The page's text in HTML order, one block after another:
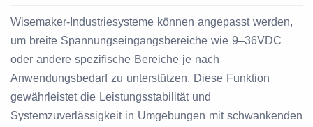
Wisemaker-Industriesysteme können angepasst werden,
um breite Spannungseingangsbereiche wie 9–36VDC
oder andere spezifische Bereiche je nach
Anwendungsbedarf zu unterstützen. Diese Funktion
gewährleistet die Leistungsstabilität und
Systemzuverlässigkeit in Umgebungen mit schwankenden